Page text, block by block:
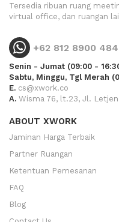
Tersedia ribuan ruang
virtual office, dan ruangan
+62 812 8900
Senin - Jumat (09:00 -
Sabtu, Minggu, Tgl Merah
E. cs@xwork.co
A. Wisma 76, lt.23, Jl. Letjen
ABOUT XWORK
Jaminan Harga Terbaik
Partner Ruangan
Ketentuan Pemesanan
FAQ
Blog